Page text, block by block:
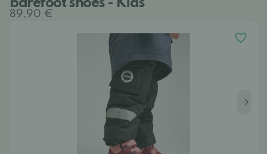
barefoot shoes - Kids
89,90 €